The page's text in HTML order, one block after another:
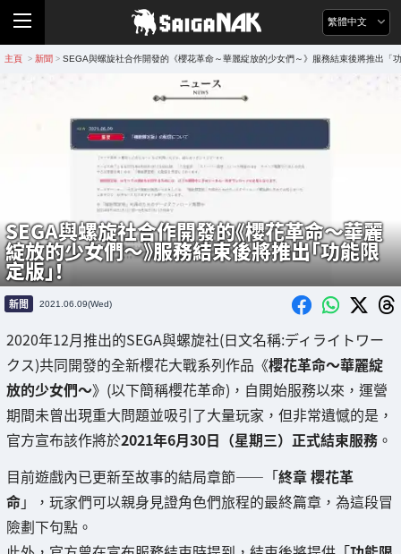
繁體中文
主頁 > 新聞 > SEGA與螺旋社合作開發的《櫻花革命～華麗綻放的少女們～》服務結束後將推出「
SEGA與螺旋社合作開發的《櫻花革命～華麗
綻放的少女們～》服務結束後將推出「功能限
定版」！
新聞 2021.06.09(Wed)
2020年12月推出的SEGA與螺旋社(日文名稱:ディライトワー
クス)共同開發的全新櫻花大戰系列作品《櫻花革命～華麗綻
放的少女們～》(以下簡稱櫻花革命)，自開始服務以來，運營
期間未曾出現重大問題並吸引了大量玩家，但非常遺憾的是，
官方宣布該作將於2021年6月30日（星期三）正式結束服務 。
目前遊戲內已更新至故事的結局章節——「終章 櫻花革
命」，玩家們可以親身見證角色們旅程的最終篇章，為這段冒
險劃下句點。